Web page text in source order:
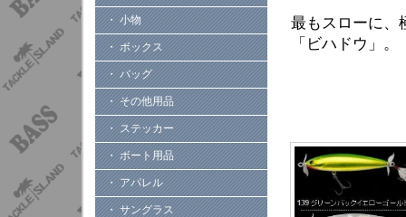
・ 小物
・ ボックス
・ バッグ
・ その他用品
・ ステッカー
・ ボート用品
・ アパレル
・ サングラス
最もスローに、
「ビハドウ」。